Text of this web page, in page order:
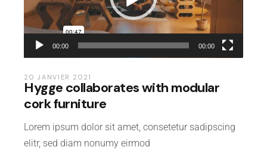
00:00 00:00
20 JANVIER 2021
Hygge collaborates with modular
cork furniture
Lorem ipsum dolor sit amet, consetetur sadipscing
elitr, sed diam nonumy eirmod